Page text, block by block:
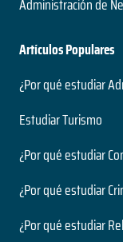
Artículos Populares
¿Por qué estudiar
Estudiar Turismo
¿Por qué estudiar
¿Por qué estudiar
¿Por qué estudiar